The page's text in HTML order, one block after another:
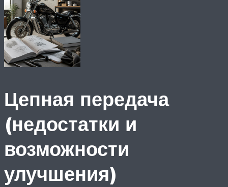
Цепная передача
(недостатки и
возможности
улучшения)